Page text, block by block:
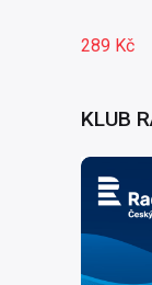
289 Kč
KLUB